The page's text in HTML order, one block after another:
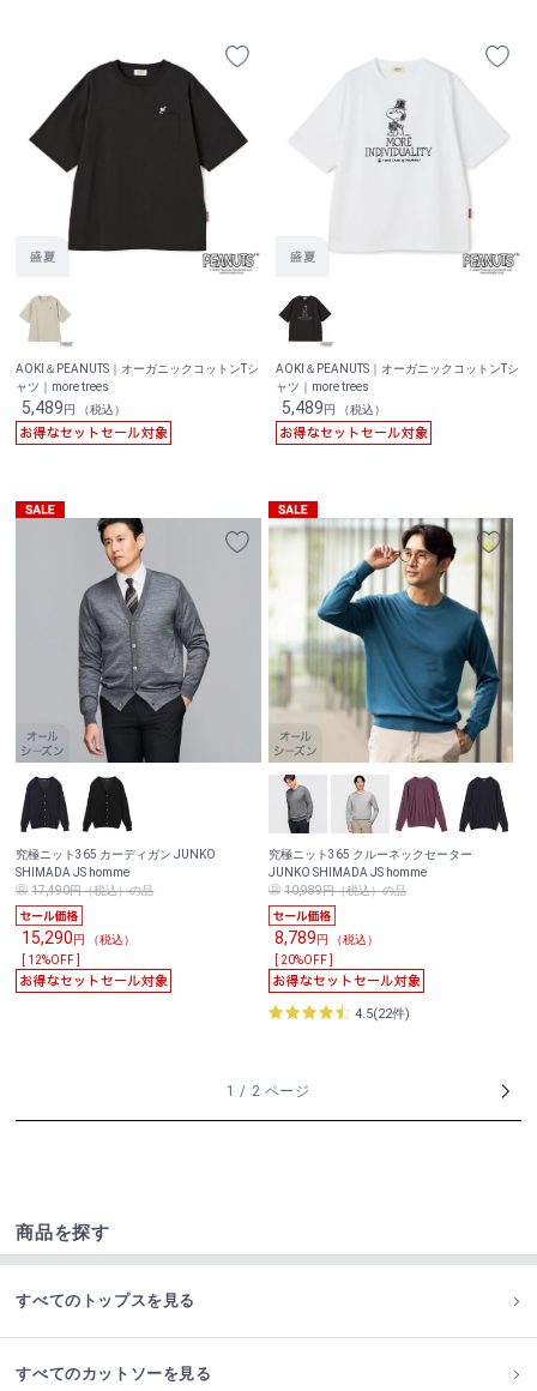
AOKI＆PEANUTS｜オーガニックコットンTシ
ャツ｜more trees
5,489円 （税込）
AOKI＆PEANUTS｜オーガニックコットンTシ
ャツ｜more trees
5,489円 （税込）
究極ニット365 カーディガン JUNKO
SHIMADA JS homme
17,490円（税込）の品
15,290円 （税込）
[ 12%OFF ]
究極ニット365 クルーネックセーター
JUNKO SHIMADA JS homme
10,989円（税込）の品
8,789円 （税込）
[ 20%OFF ]
4.5(22件)
1 / 2 ページ
商品を探す
すべてのトップスを見る
すべてのカットソーを見る